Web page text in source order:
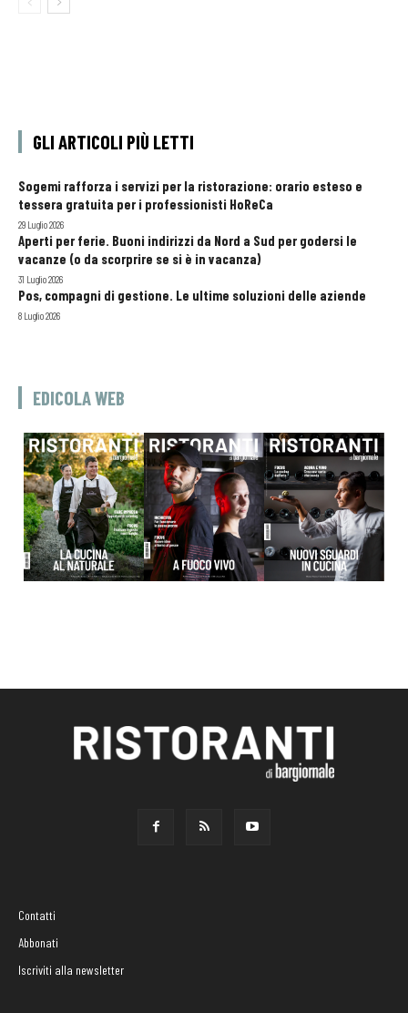
GLI ARTICOLI PIÙ LETTI
Sogemi rafforza i servizi per la ristorazione: orario esteso e
tessera gratuita per i professionisti HoReCa
29 Luglio 2026
Aperti per ferie. Buoni indirizzi da Nord a Sud per godersi le
vacanze (o da scorprire se si è in vacanza)
31 Luglio 2026
Pos, compagni di gestione. Le ultime soluzioni delle aziende
8 Luglio 2026
EDICOLA WEB
Contatti
Abbonati
Iscriviti alla newsletter